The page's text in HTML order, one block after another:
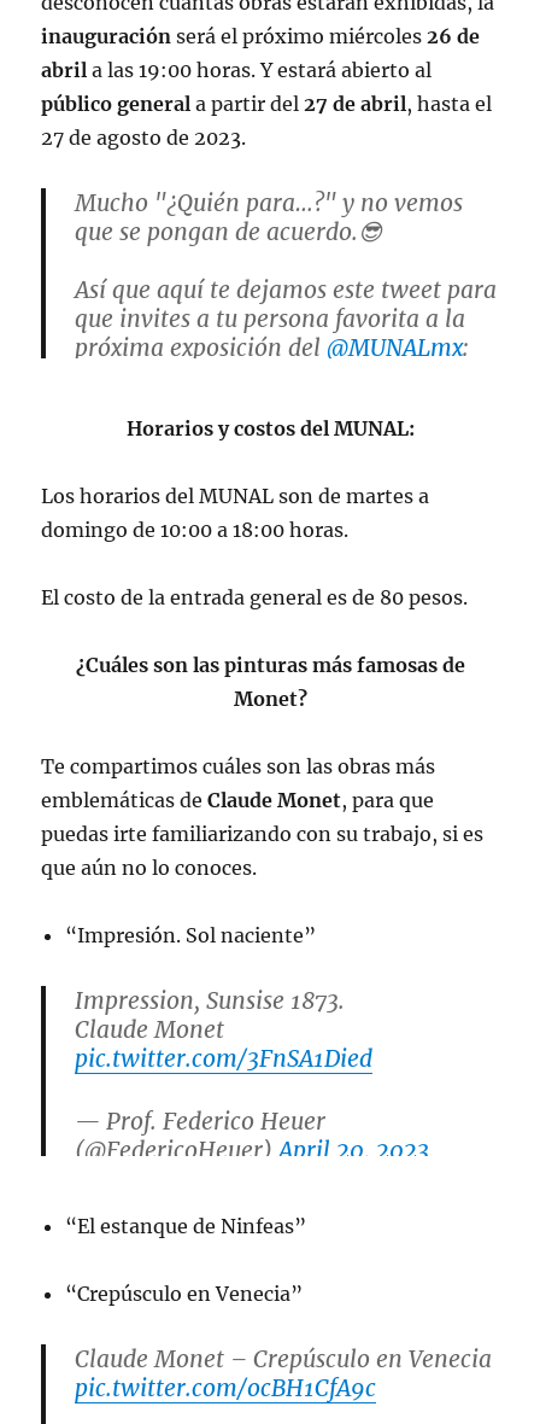
inauguración será el próximo miércoles 26 de
abrila las 19:00 horas. Y estará abierto al
público general a partir del 27 de abril, hasta el
27 de agosto de 2023.
Mucho "¿Quién para…?" y no vemos
que se pongan de acuerdo.😎
Así que aquí te dejamos este tweet para
que invites a tu persona favorita a la
próxima exposición del@MUNALmx:
Inauguración: miércoles 26 de abril |
19 h |#EntradaLibre
pic.twitter.com/ITTZ2Jvzm7
— Instituto Nacional de Bellas Artes y
2023
Horarios y costos del MUNAL:
Los horarios del MUNAL son de martes a
domingo de 10:00 a 18:00 horas.
El costo de la entrada general es de 80 pesos.
¿Cuáles son las pinturas más famosas de
Monet?
Te compartimos cuáles son las obras más
emblemáticas deClaude Monet, para que
puedas irte familiarizando con su trabajo, si es
que aún no lo conoces.
“Impresión. Sol naciente”
Impression, Sunsise 1873.
Claude Monet
pic.twitter.com/3FnSA1Died
— Prof. Federico Heuer
(@FedericoHeuer)April 20, 2023
“El estanque de Ninfeas”
“Crepúsculo en Venecia”
Claude Monet – Crepúsculo en Venecia
pic.twitter.com/ocBH1CfA9c